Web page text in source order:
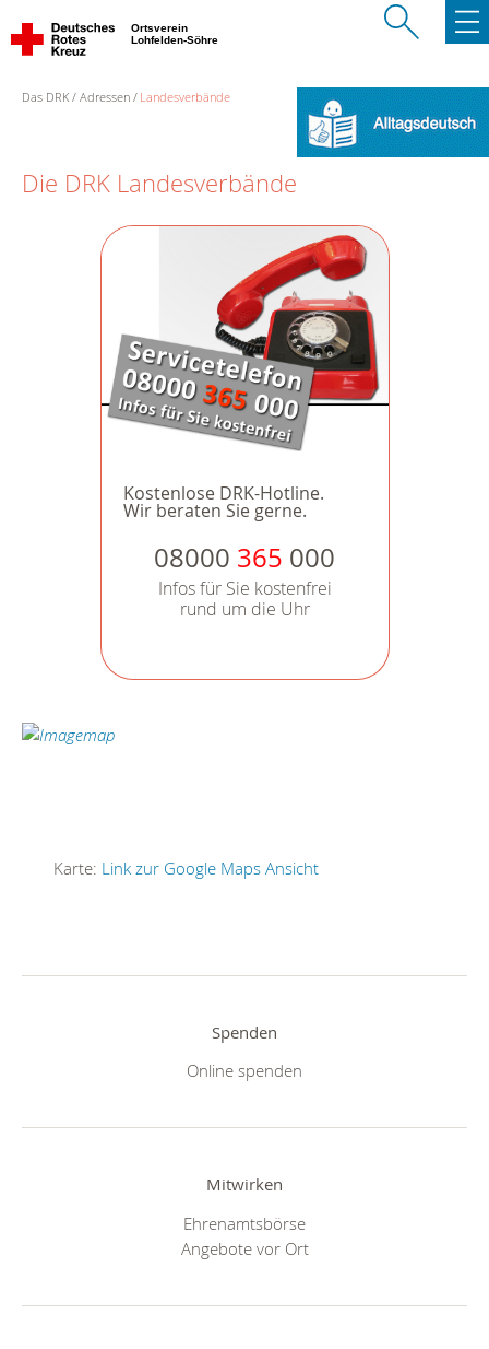
Ortsverein
Lohfelden-Söhre
Das DRK Adressen Landesverbände
Die DRK Landesverbände
Kostenlose DRK-Hotline.
Wir beraten Sie gerne.
08000 365 000
Infos für Sie kostenfrei
rund um die Uhr
Karte: Link zur Google Maps Ansicht
Spenden
Online spenden
Mitwirken
Ehrenamtsbörse
Angebote vor Ort